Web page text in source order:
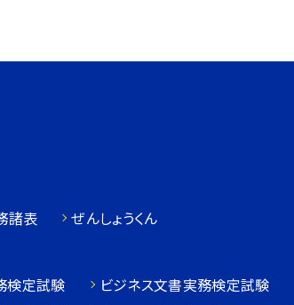
諸表 ぜんしょうくん
検定試験 ビジネス文書実務検定試験